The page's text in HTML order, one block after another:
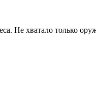
Не хватало только